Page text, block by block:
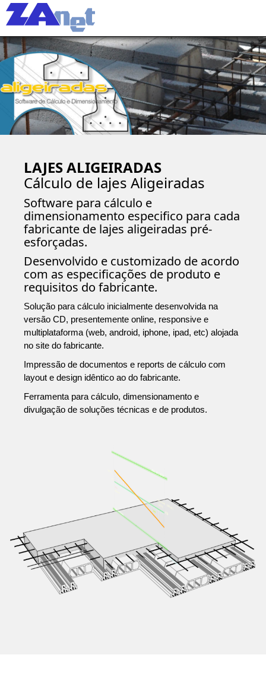
LAJES ALIGEIRADAS
Cálculo de lajes Aligeiradas
Software para cálculo e
dimensionamento especifico para cada
fabricante de lajes aligeiradas pré-
esforçadas.
Desenvolvido e customizado de acordo
com as especificações de produto e
requisitos do fabricante.
Solução para cálculo inicialmente desenvolvida na
versão CD, presentemente online, responsive e
multiplataforma (web, android, iphone, ipad, etc) alojada
no site do fabricante.
Impressão de documentos e reports de cálculo com
layout e design idêntico ao do fabricante.
Ferramenta para cálculo, dimensionamento e
divulgação de soluções técnicas e de produtos.